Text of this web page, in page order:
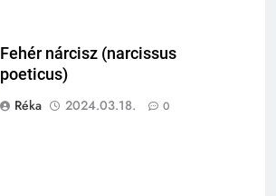
Fehér nárcisz (narcissus
poeticus)
Réka
2024.03.18. 0